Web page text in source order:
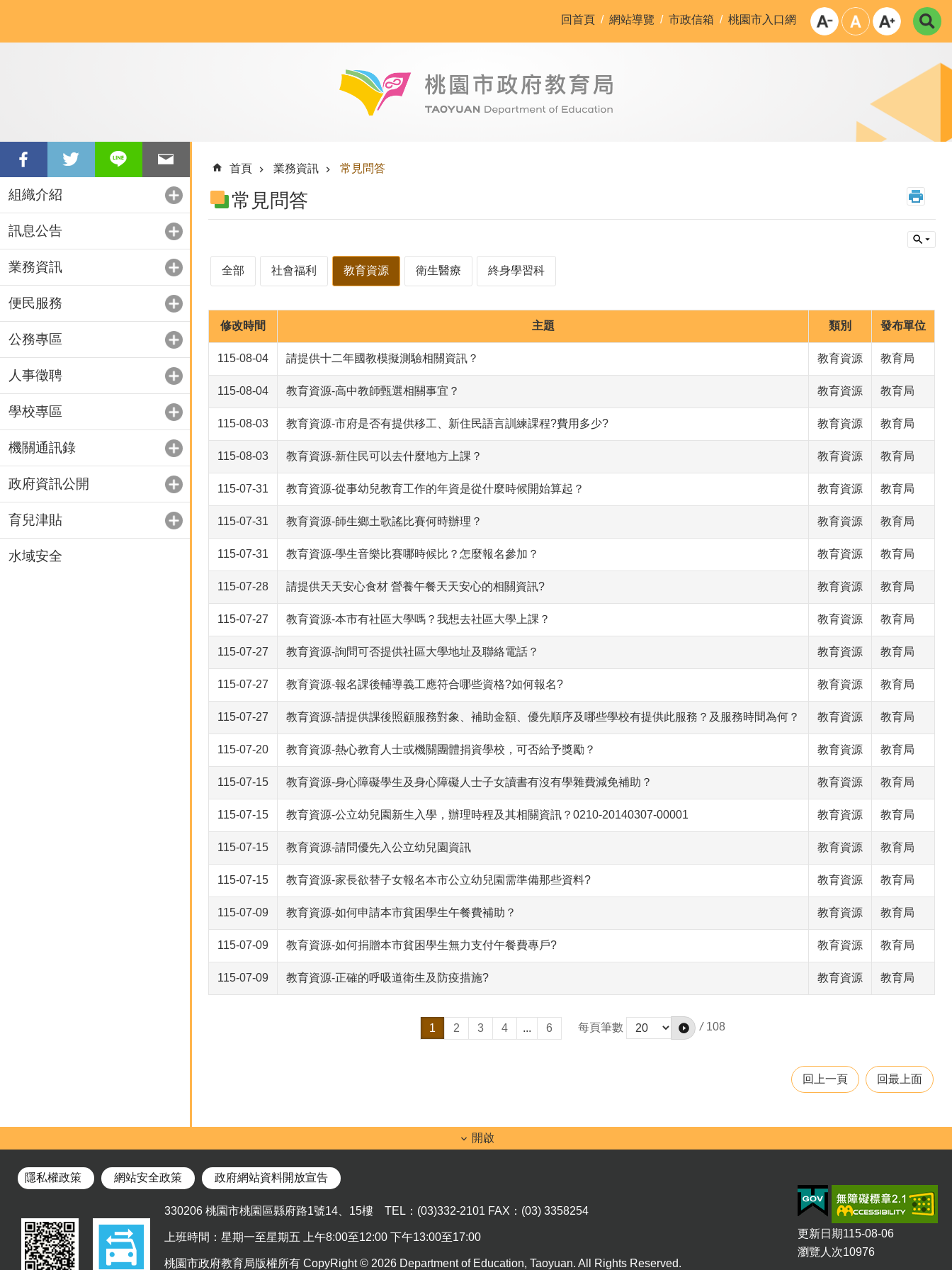
回首頁 網站導覽 市政信箱 桃園市入口網
組織介紹
訊息公告
業務資訊
便民服務
公務專區
人事徵聘
學校專區
機關通訊錄
政府資訊公開
育兒津貼
水域安全
首頁 業務資訊 常見問答
常見問答
全部 社會福利 教育資源 衛生醫療 終身學習科
修改時間 主題 類別 發布單位
115-08-04 請提供十二年國教模擬測驗相關資訊？ 教育資源 教育局
115-08-04 教育資源-高中教師甄選相關事宜？ 教育資源 教育局
115-08-03 教育資源-市府是否有提供移工、新住民語言訓練課程?費用多少? 教育資源 教育局
115-08-03 教育資源-新住民可以去什麼地方上課？ 教育資源 教育局
115-07-31 教育資源-從事幼兒教育工作的年資是從什麼時候開始算起？ 教育資源 教育局
115-07-31 教育資源-師生鄉土歌謠比賽何時辦理？ 教育資源 教育局
115-07-31 教育資源-學生音樂比賽哪時候比？怎麼報名參加？ 教育資源 教育局
115-07-28 請提供天天安心食材 營養午餐天天安心的相關資訊? 教育資源 教育局
115-07-27 教育資源-本市有社區大學嗎？我想去社區大學上課？ 教育資源 教育局
115-07-27 教育資源-詢問可否提供社區大學地址及聯絡電話？ 教育資源 教育局
115-07-27 教育資源-報名課後輔導義工應符合哪些資格?如何報名? 教育資源 教育局
115-07-27 教育資源-請提供課後照顧服務對象、補助金額、優先順序及哪些學校有提供此服務？及服務時間為何？ 教育資源 教育局
115-07-20 教育資源-熱心教育人士或機關團體捐資學校，可否給予獎勵？ 教育資源 教育局
115-07-15 教育資源-身心障礙學生及身心障礙人士子女讀書有沒有學雜費減免補助？ 教育資源 教育局
115-07-15 教育資源-公立幼兒園新生入學，辦理時程及其相關資訊？0210-20140307-00001 教育資源 教育局
115-07-15 教育資源-請問優先入公立幼兒園資訊 教育資源 教育局
115-07-15 教育資源-家長欲替子女報名本市公立幼兒園需準備那些資料? 教育資源 教育局
115-07-09 教育資源-如何申請本市貧困學生午餐費補助？ 教育資源 教育局
115-07-09 教育資源-如何捐贈本市貧困學生無力支付午餐費專戶? 教育資源 教育局
115-07-09 教育資源-正確的呼吸道衛生及防疫措施? 教育資源 教育局
1 2 3 4 ... 6 每頁筆數 / 108
回上一頁 回最上面
開啟
隱私權政策 網站安全政策 政府網站資料開放宣告
330206 桃園市桃園區縣府路1號14、15樓 TEL：(03)332-2101 FAX：(03) 3358254
上班時間：星期一至星期五 上午8:00至12:00 下午13:00至17:00
桃園市政府教育局版權所有 CopyRight © 2026 Department of Education, Taoyuan. All Rights Reserved.
更新日期115-08-06
瀏覽人次10976